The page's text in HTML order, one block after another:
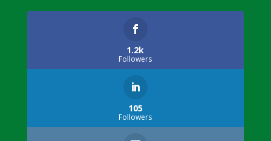
1.2k
Followers
105
Followers